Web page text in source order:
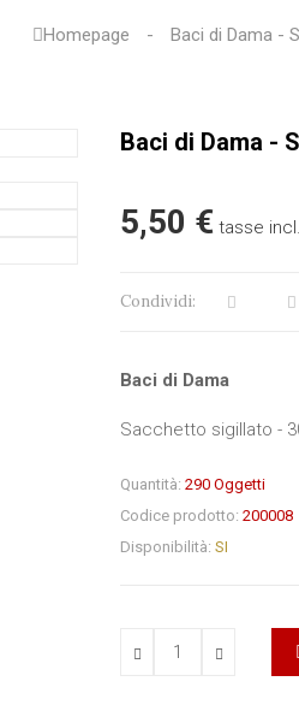
Homepage Baci di Dama -
Baci di Dama -
5,50 € tasse incl.
Condividi:
Baci di Dama
Sacchetto sigillato -
Quantità: 290 Oggetti
Codice prodotto: 200008
Disponibilità: SI